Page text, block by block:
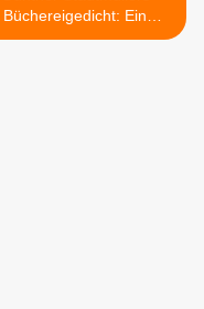
Büchereigedicht: Ein
Kompliment an